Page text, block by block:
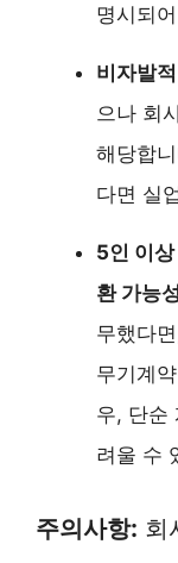
명시되
비자발
으나 회
해당합
다면 실
5인 이
환 가능
무했다
무기계
우, 단순
려울 수
주의사항: 회